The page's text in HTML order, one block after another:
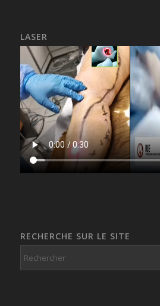
LASER
RECHERCHE SUR LE SITE